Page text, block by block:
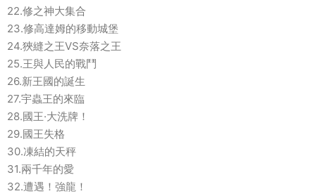
22.修之神大集合
23.修高達姆的移動城堡
24.狹縫之王VS奈落之王
25.王與人民的戰鬥
26.新王國的誕生
27.宇蟲王的來臨
28.國王·大洗牌！
29.國王失格
30.凍結的天秤
31.兩千年的愛
32.遭遇！強龍！